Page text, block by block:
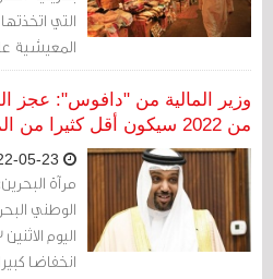
التي
المعيشية
وزير المالية من "دافوس": عجز
من 2022 سيكون أقل كثيرا من المتوقع
مرآة
الوطني
انخفاضا